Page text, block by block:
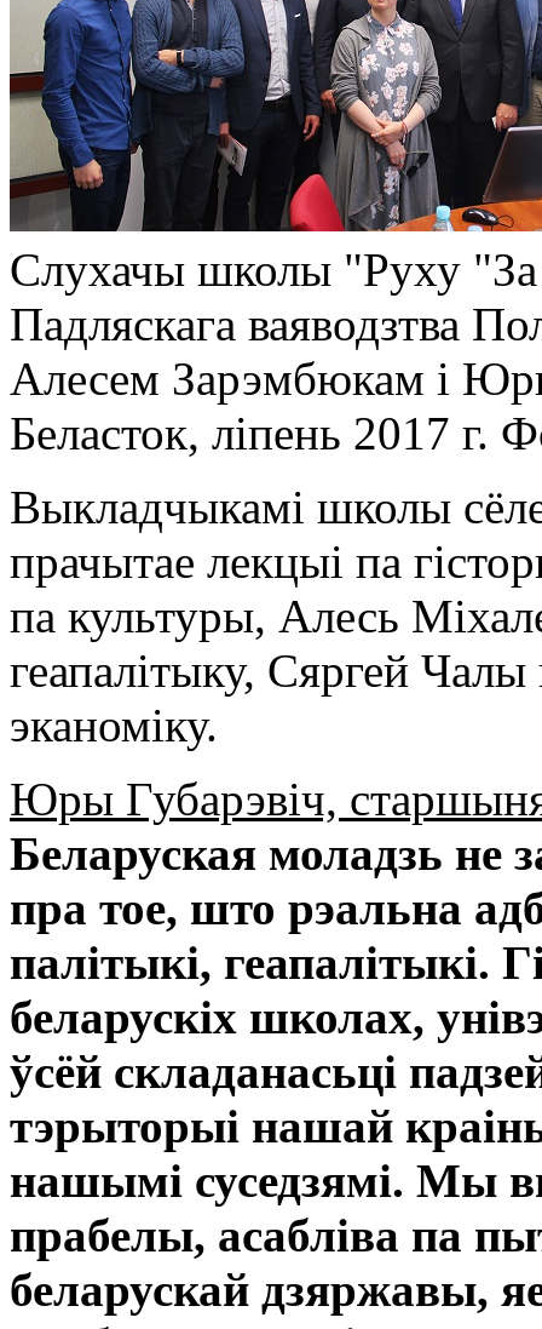
Слухачы школы "Руху
Падляскага ваяводзтва
Алесем Зарэмбюкам і
Беласток, ліпень 2017 г.
Выкладчыкамі школы
прачытае лекцыі па
па культуры, Алесь
геапалітыку, Сяргей Чалы
эканоміку.
Юры Губарэвіч,
Беларуская моладзь не
пра тое, што рэальна
палітыкі, геапалітыкі.
беларускіх школах,
ўсёй складанасьці
тэрыторыі нашай
нашымі суседзямі. Мы
прабелы, асабліва па
беларускай дзяржавы,